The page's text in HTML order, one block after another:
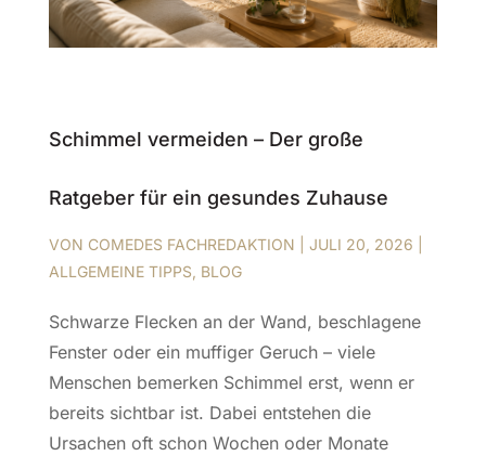
Schimmel vermeiden – Der große
Ratgeber für ein gesundes Zuhause
VON COMEDES FACHREDAKTION JULI 20, 2026
ALLGEMEINE TIPPS BLOG
Schwarze Flecken an der Wand, beschlagene
Fenster oder ein muffiger Geruch – viele
Menschen bemerken Schimmel erst, wenn er
bereits sichtbar ist. Dabei entstehen die
Ursachen oft schon Wochen oder Monate